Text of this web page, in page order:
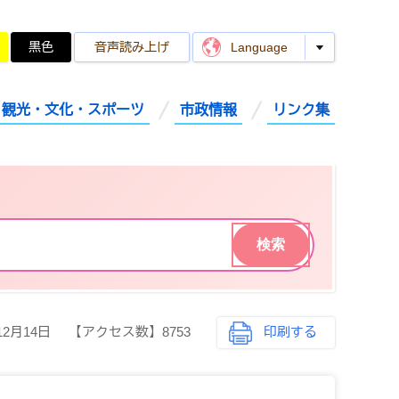
黒色 音声読み上げ Language
観光・文化・スポーツ 市政情報 リンク集
月14日 【アクセス数】 8753 印刷する